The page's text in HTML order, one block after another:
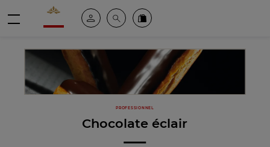
Valrhona - Imaginons le meilleur du chocolat
Espace clientRechercheCommandez en ligne
PROFESSIONNEL
Chocolate éclair